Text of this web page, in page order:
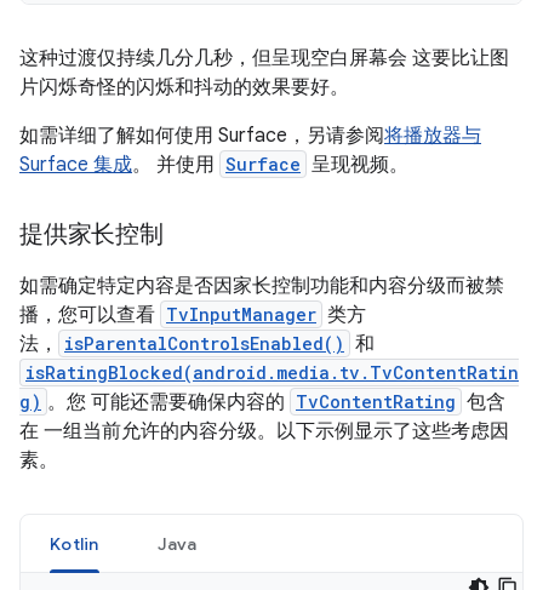
这种过渡仅持续几分几秒，但呈现空白屏幕会 这要比让图
片闪烁奇怪的闪烁和抖动的效果要好。
如需详细了解如何使用 Surface，另请参阅将播放器与
Surface 集成。 并使用 Surface 呈现视频。
提供家长控制
如需确定特定内容是否因家长控制功能和内容分级而被禁
播，您可以查看 TvInputManager 类方
法，
isParentalControlsEnabled() 和
isRatingBlocked(android.media.tv.TvContentRatin
g) 。您 可能还需要确保内容的 TvContentRating 包含
在 一组当前允许的内容分级。以下示例显示了这些考虑因
素。
Kotlin Java